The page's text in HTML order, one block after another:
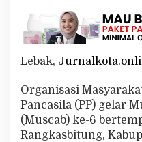
d
u
g
R
I
O
n
Lebak,
Organisasi
Pancasila (PP) gelar
(Muscab) ke-6
Rangkasbitung,